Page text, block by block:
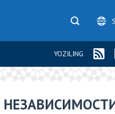
YOZILING